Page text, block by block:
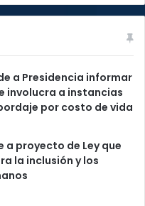
a Presidencia informar
involucra a instancias
por costo de vida
a proyecto de Ley que
la inclusión y los